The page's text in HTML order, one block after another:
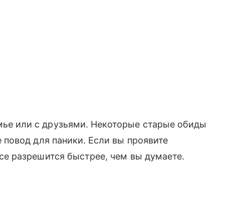
или с друзьями. Некоторые старые обиды
повод для паники. Если вы проявите
разрешится быстрее, чем вы думаете.